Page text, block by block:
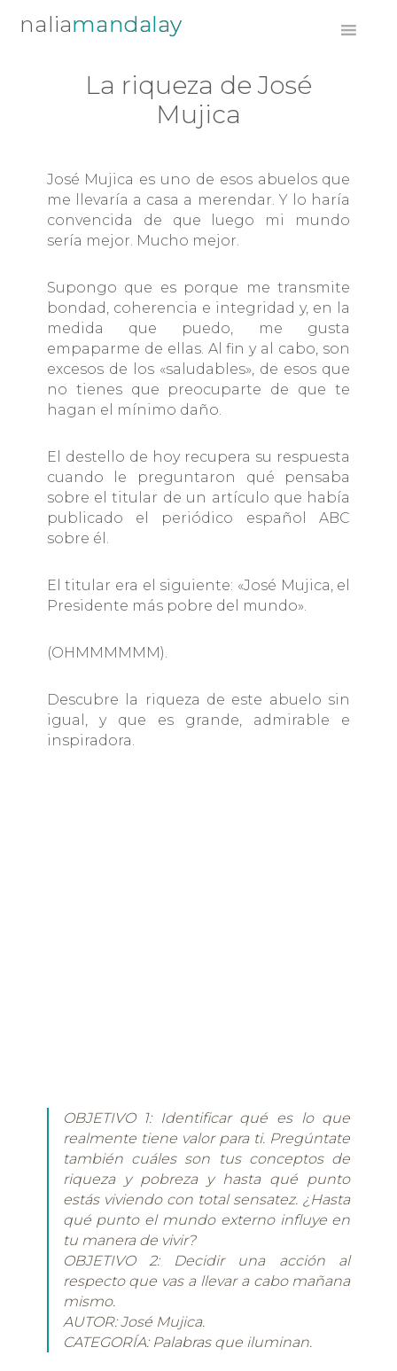
mandalay
La riqueza de José
Mujica
José Mujica es uno de esos abuelos que
me llevaría a casa a merendar. Y lo haría
convencida de que luego mi mundo
sería mejor. Mucho mejor.
Supongo que es porque me transmite
bondad, coherencia e integridad y, en la
medida que puedo, me gusta
empaparme de ellas. Al fin y al cabo, son
excesos de los «saludables», de esos que
no tienes que preocuparte de que te
hagan el mínimo daño.
El destello de hoy recupera su respuesta
cuando le preguntaron qué pensaba
sobre el titular de un artículo que había
publicado el periódico español ABC
sobre él.
El titular era el siguiente: «José Mujica, el
Presidente más pobre del mundo».
(OHMMMMMM).
Descubre la riqueza de este abuelo sin
igual, y que es grande, admirable e
inspiradora.
OBJETIVO 1: Identificar qué es lo que
realmente tiene valor para ti. Pregúntate
también cuáles son tus conceptos de
riqueza y pobreza y hasta qué punto
estás viviendo con total sensatez. ¿Hasta
qué punto el mundo externo influye en
tu manera de vivir?
OBJETIVO 2: Decidir una acción al
respecto que vas a llevar a cabo mañana
mismo.
AUTOR: José Mujica.
CATEGORÍA: Palabras que iluminan.